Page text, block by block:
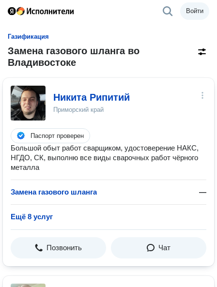
Войти
Газификация
Замена газового шланга во
Владивостоке
Никита Рипитий
Приморский край
Паспорт проверен
Большой обыт работ сварщиком, удостоверение НАКС,
НГДО, СК, выполню все виды сварочных работ чёрного
металла
Замена газового шланга —
Ещё 8 услуг
Позвонить Чат